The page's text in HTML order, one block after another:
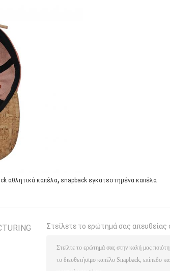
αθλητικά καπέλα, snapback εγκατεστημένα καπέλα
Στείλετε το ερώτημά σας απευθείας